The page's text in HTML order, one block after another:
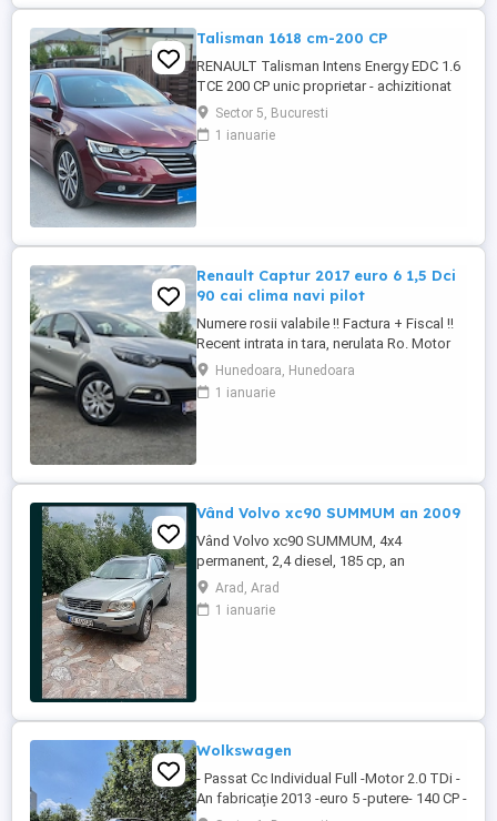
Talisman 1618 cm-200 CP
RENAULT Talisman Intens Energy EDC 1.6
TCE 200 CP unic proprietar - achizitionat
de nou din Romania istoric service la zi
doar la reprezentanta faruri full LED
proiectoare LED sistem audio BOSE
Sector 5, Bucuresti
1 ianuarie
Renault Captur 2017 euro 6 1,5 Dci
90 cai clima navi pilot
Numere rosii valabile !! Factura + Fiscal !!
Recent intrata in tara, nerulata Ro. Motor
de 1,5 diesel, 90 cai, euro 6. Cutie
manuala. Consum 4,5 %. Km Reali. Carte
service ! Fara elemente revopsite.
Hunedoara, Hunedoara
1 ianuarie
Vând Volvo xc90 SUMMUM an 2009
Vând Volvo xc90 SUMMUM, 4x4
permanent, 2,4 diesel, 185 cp, an
2009,automatic, gri, 250.000 km, ( reali,
confirmați prin actele deținute, TUV,
facturi service etc, adus din Germania in
Arad, Arad
1 ianuarie
Wolkswagen
- Passat Cc Individual Full -Motor 2.0 TDi -
An fabricație 2013 -euro 5 -putere- 140 CP -